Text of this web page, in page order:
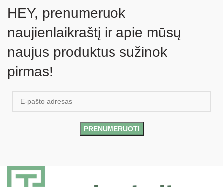
HEY, prenumeruok
naujienlaikraštį ir apie mūsų
naujus produktus sužinok
pirmas!